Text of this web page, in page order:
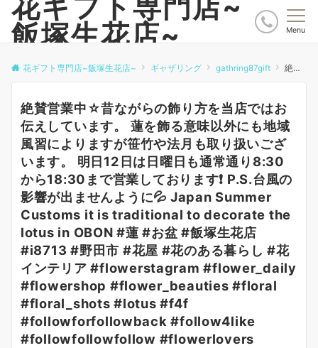
飯塚生花店~
Menu
花ギフト専門店~飯塚生花店~ ギャザリング gathring87gift 絶賛営業中☆昔ながらの飾り方を当店ではお伝えしています。 蓮を飾る意味以外にも地域風習によりますが笹竹や法月も取り扱いございます。 明日12日は日曜日も通常通り8:30から18:30まで営業しております❗️ P.S.台風の影響が出ませんように💦 Japan Summer Customs it is traditional to decorate the lotus in OBON #蓮 #お盆 #飯塚生花店 #i8713 #野田市 #花屋 #花のある暮らし #花インテリア #flowerstagram #flower_daily #flowershop #flower_beauties #floral #floral_shots #lotus #f4f #followforfollowback #follow4like #followfollowfollow #flowerlovers #japanesehandmade #japan #chiba #japansummer #日本の夏
絶賛営業中☆昔ながらの飾り方を当店ではお
伝えしています。 蓮を飾る意味以外にも地域
風習によりますが笹竹や法月も取り扱いござ
います。 明日12日は日曜日も通常通り8:30
から18:30まで営業しております❗️ P.S.台風の
影響が出ませんように💦 Japan Summer
Customs it is traditional to decorate the
lotus in OBON #蓮 #お盆 #飯塚生花店
#i8713 #野田市 #花屋 #花のある暮らし #花
インテリア #flowerstagram #flower_daily
#flowershop #flower_beauties #floral
#floral_shots #lotus #f4f
#followforfollowback #follow4like
#followfollowfollow #flowerlovers